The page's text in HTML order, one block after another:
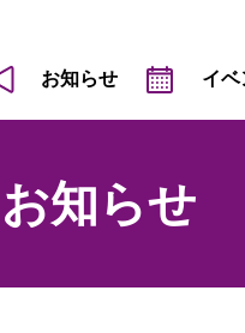
お知らせ イベ
お知らせ